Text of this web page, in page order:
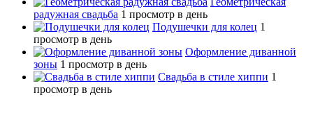
радужная свадьба 1 просмотр в день
Подушечки для колец 1
просмотр в день
Оформление диванной
зоны 1 просмотр в день
Свадьба в стиле хиппи 1
просмотр в день